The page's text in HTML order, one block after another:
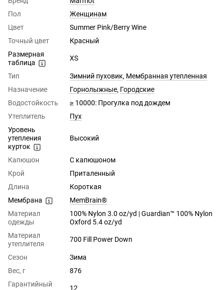
Пол
Женщинам
Цвет
Summer Pink/Berry Wine
Точный цвет
Красный
Размерная
таблица
XS
Тип Зимний пуховик, Мембранная утепленная
Назначение
Горнолыжные, Городские
Водостойкость
≥ 10000: Прогулка под дождем
Утеплитель
Пух
Уровень
утепления
курток
Высокий
Капюшон
С капюшоном
Крой
Приталенный
Длина
Короткая
Мембрана
MemBrain®
Материал
одежды
100% Nylon 3.0 oz/yd | Guardian™ 100% Nylon
Oxford 5.4 oz/yd
Материал
утеплителя
700 Fill Power Down
Сезон
Зима
Вес, г
876
Гарантийный
12